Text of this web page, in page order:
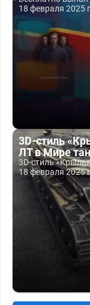
18 февраля 2025
3D-стиль
ЛТ в Мире
3D-стиль
18 февраля 2025